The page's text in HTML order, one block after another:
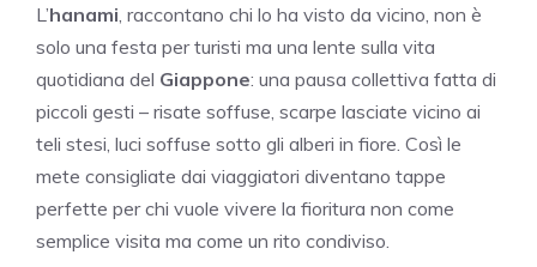
L’hanami , raccontano chi lo ha visto da vicino, non è
solo una festa per turisti ma una lente sulla vita
quotidiana del Giappone: una pausa collettiva fatta di
piccoli gesti – risate soffuse, scarpe lasciate vicino ai
teli stesi, luci soffuse sotto gli alberi in fiore. Così le
mete consigliate dai viaggiatori diventano tappe
perfette per chi vuole vivere la fioritura non come
semplice visita ma come un rito condiviso.